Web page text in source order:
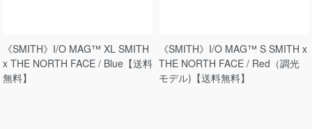
《SMITH》I/O MAG™ XL SMITH
x THE NORTH FACE / Blue【送料
無料】
《SMITH》I/O MAG™ S SMITH x
THE NORTH FACE / Red（調光
モデル)【送料無料】